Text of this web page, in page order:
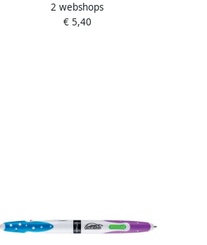
Metal half strip 24 6-26 6 zwart
2 webshops
€ 5,40